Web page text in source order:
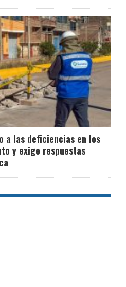
a las deficiencias en los
y exige respuestas